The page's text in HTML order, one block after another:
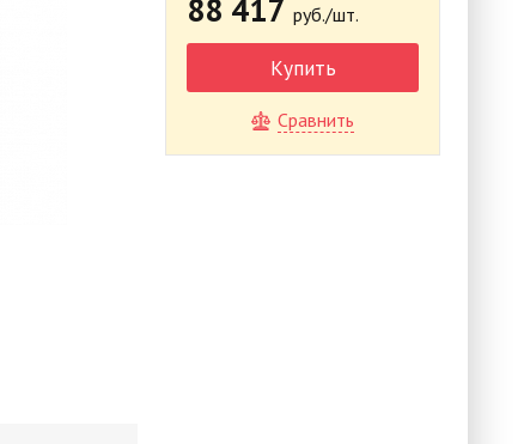
88 417 руб./шт.
Купить
Сравнить